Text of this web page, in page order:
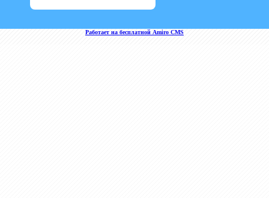
Работает на бесплатной Amiro CMS